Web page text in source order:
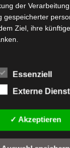
Jobs
Kontakt
Elektro-Fahrräder
der
gespeicherter
Ziel, ihre
jede Art der
diese
sich auf eine
bewerten,
Essenziell
Externe
✓ Akzeptieren